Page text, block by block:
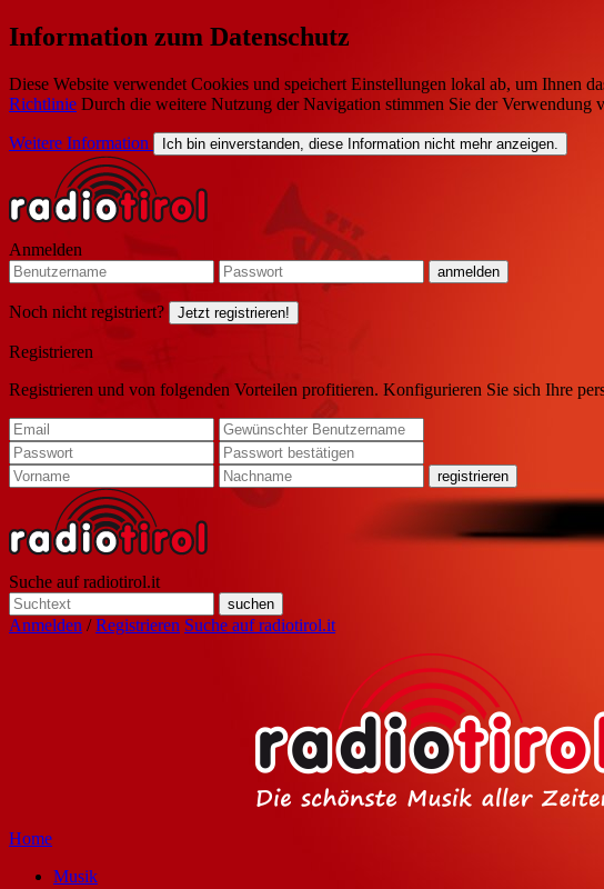
Information zum Datenschutz
Diese Website verwendet Cookies und speichert Einstellungen lokal ab, um Ihnen
Richtlinie Durch die weitere Nutzung der Navigation stimmen Sie der Verwendung
Weitere Information Ich bin einverstanden, diese Information nicht mehr anzeigen.
Anmelden
Noch nicht registriert? Jetzt registrieren!
Registrieren
Registrieren und von folgenden Vorteilen profitieren. Konfigurieren Sie sich Ihre
Suche auf radiotirol.it
Anmelden /Registrieren Suche auf radiotirol.it
Home
Musik